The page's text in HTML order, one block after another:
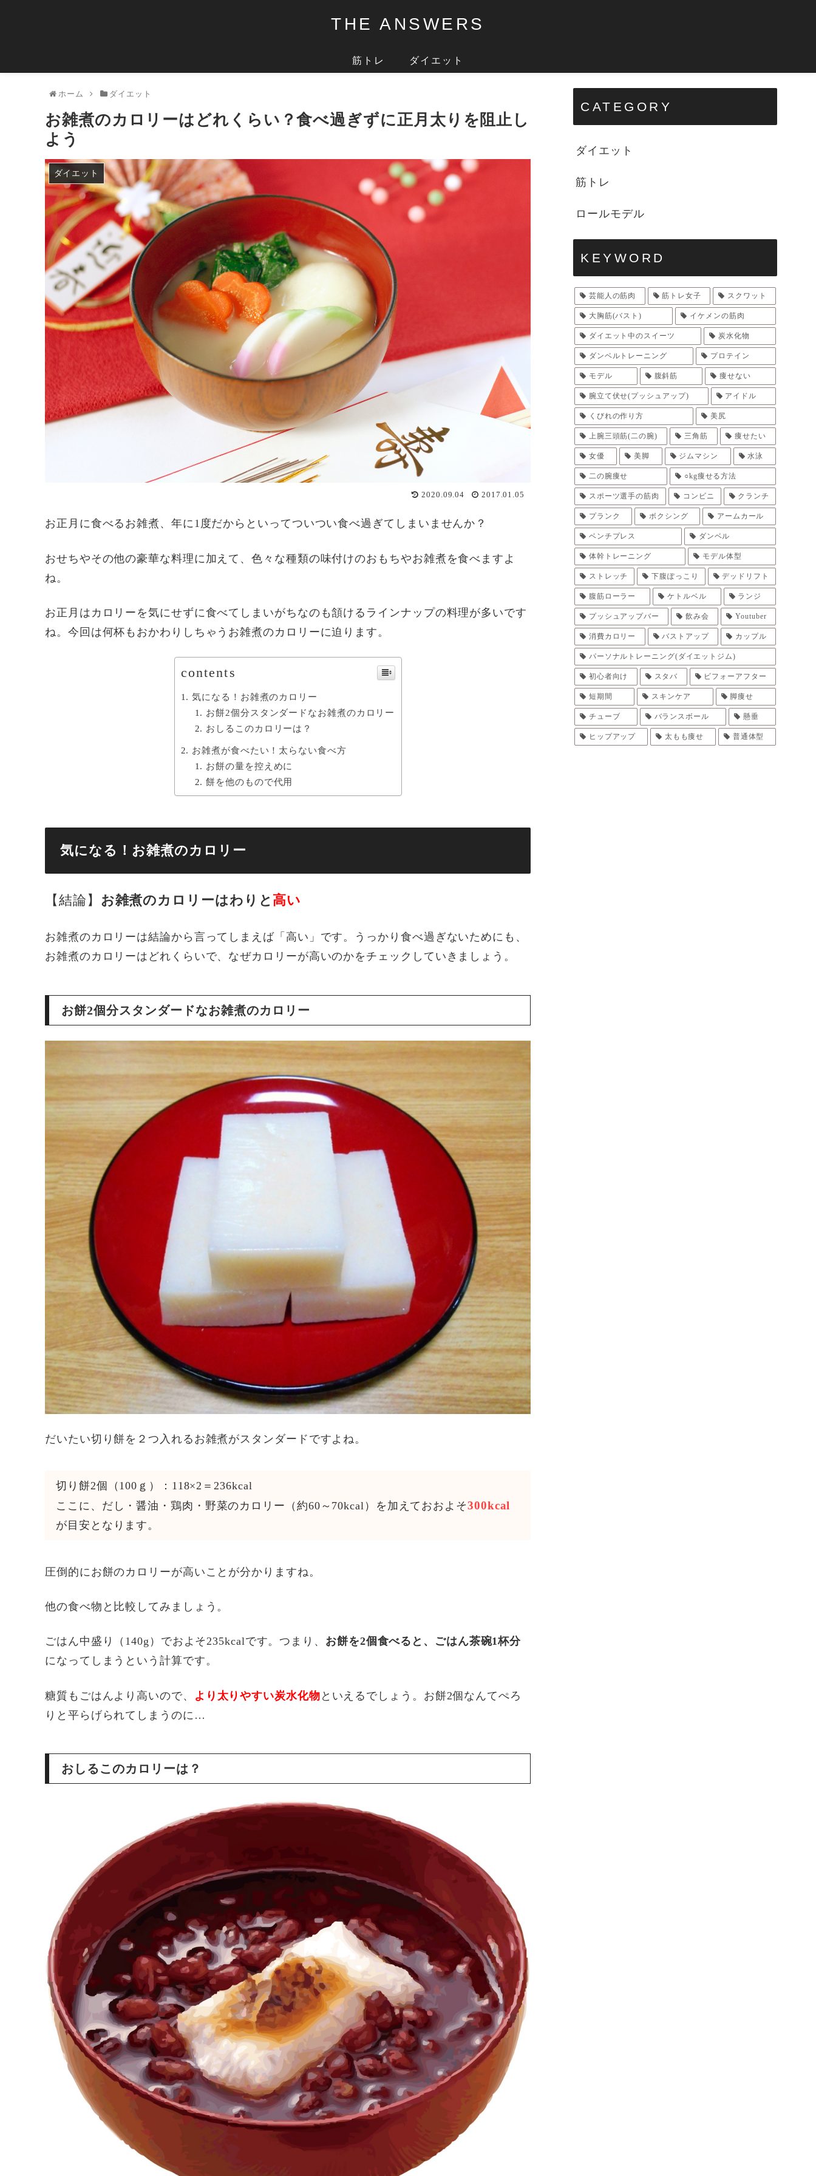
THE ANSWERS
筋トレ ダイエット
ホーム ダイエット
お雑煮のカロリーはどれくらい？食べ過ぎずに正月太りを阻止し
よう
ダイエット
2020.09.04 2017.01.05
お正月に食べるお雑煮、年に1度だからといってついつい食べ過ぎてしまいませんか？
おせちやその他の豪華な料理に加えて、色々な種類の味付けのおもちやお雑煮を食べますよ
ね。
お正月はカロリーを気にせずに食べてしまいがちなのも頷けるラインナップの料理が多いです
ね。今回は何杯もおかわりしちゃうお雑煮のカロリーに迫ります。
contents
気になる！お雑煮のカロリー
お餅2個分スタンダードなお雑煮のカロリー
おしるこのカロリーは？
お雑煮が食べたい！太らない食べ方
お餅の量を控えめに
餅を他のもので代用
気になる！お雑煮のカロリー
【結論】 お雑煮のカロリーはわりと 高い
お雑煮のカロリーは結論から言ってしまえば「高い」です。うっかり食べ過ぎないためにも、
お雑煮のカロリーはどれくらいで、なぜカロリーが高いのかをチェックしていきましょう。
お餅2個分スタンダードなお雑煮のカロリー
だいたい切り餅を２つ入れるお雑煮がスタンダードですよね。
切り餅2個（100ｇ）：118×2＝236kcal
ここに、だし・醤油・鶏肉・野菜のカロリー（約60～70kcal）を加えておおよそ300kcal
が目安となります。
圧倒的にお餅のカロリーが高いことが分かりますね。
他の食べ物と比較してみましょう。
ごはん中盛り（140g）でおよそ235kcalです。つまり、 お餅を2個食べると、ごはん茶碗1杯分
になってしまうという計算です。
糖質もごはんより高いので、 より太りやすい炭水化物 といえるでしょう。お餅2個なんてぺろ
りと平らげられてしまうのに…
おしるこのカロリーは？
CATEGORY
ダイエット
筋トレ
ロールモデル
KEYWORD
芸能人の筋肉 筋トレ女子 スクワット
大胸筋(バスト) イケメンの筋肉
ダイエット中のスイーツ 炭水化物
ダンベルトレーニング プロテイン
モデル 腹斜筋 痩せない
腕立て伏せ(プッシュアップ) アイドル
くびれの作り方 美尻
上腕三頭筋(二の腕) 三角筋 痩せたい
女優 美脚 ジムマシン 水泳
二の腕痩せ ○kg痩せる方法
スポーツ選手の筋肉 コンビニ クランチ
プランク ボクシング アームカール
ベンチプレス ダンベル
体幹トレーニング モデル体型
ストレッチ 下腹ぽっこり デッドリフト
腹筋ローラー ケトルベル ランジ
プッシュアップバー 飲み会 Youtuber
消費カロリー バストアップ カップル
パーソナルトレーニング(ダイエットジム)
初心者向け スタバ ビフォーアフター
短期間 スキンケア 脚痩せ
チューブ バランスボール 懸垂
ヒップアップ 太もも痩せ 普通体型